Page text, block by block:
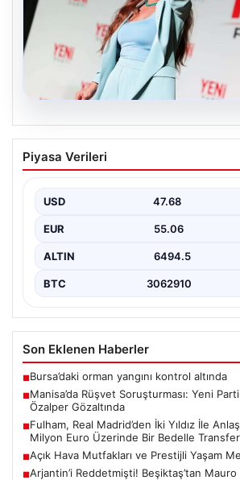
Manisa’da Rüşvet
Parti İl Başkanı İlksen Özalper
Manisa'da yaşanan rüşvet operasyonu
gözaltına…
Piyasa Verileri
USD 47.68
EUR 55.06
ALTIN 6494.5
BTC 3062910
Son Eklenen Haberler
■Bursa’daki orman yangını kontrol altında
■Manisa’da Rüşvet Soruşturması: Yeni
Özalper Gözaltında
■Fulham, Real Madrid’den İki Yıldız İle
Milyon Euro Üzerinde Bir Bedelle
■Açık Hava Mutfakları ve Prestijli Yaşam
■Arjantin’i Reddetmişti! Beşiktaş’tan Mauro